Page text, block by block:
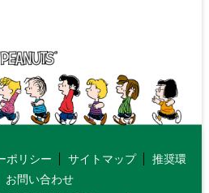
ポリシー サイトマップ
推奨環
お問い合わせ